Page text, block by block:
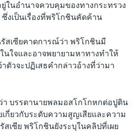
ในอำนาจควบคุมของทางกระทรวง
งเป็นเรื่องที่พริโกชินคัดค้าน
สเซียคาดการณ์ว่า พริโกชินมี
นใจและอาจพยายามหาทางทำให้
ตัวจะปฏิเสธคำกล่าวอ้างที่ว่ามา
า บรรดานายพลมอสโกโกหกต่อปูติน
กี่ยวกับระดับความสูญเสียและความ
สเซีย พริโกชินยังระบุในคลิปที่เผย